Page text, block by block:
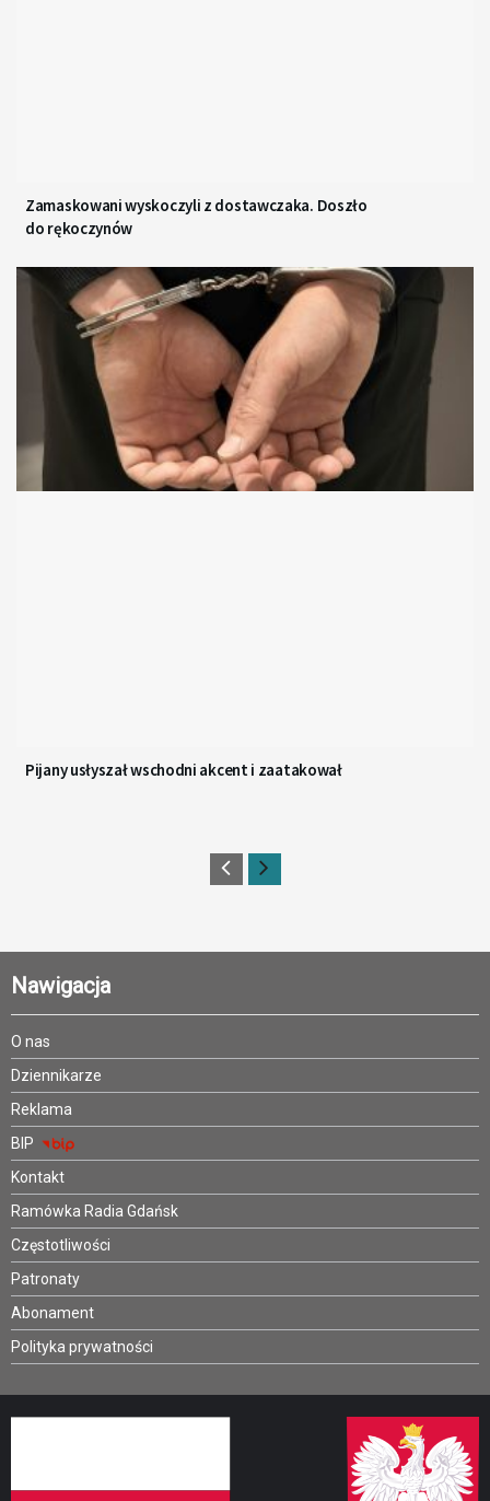
Zamaskowani wyskoczyli z dostawczaka. Doszło
do rękoczynów
Pijany usłyszał wschodni akcent i zaatakował
Nawigacja
O nas
Dziennikarze
Reklama
BIP
Kontakt
Ramówka Radia Gdańsk
Częstotliwości
Patronaty
Abonament
Polityka prywatności